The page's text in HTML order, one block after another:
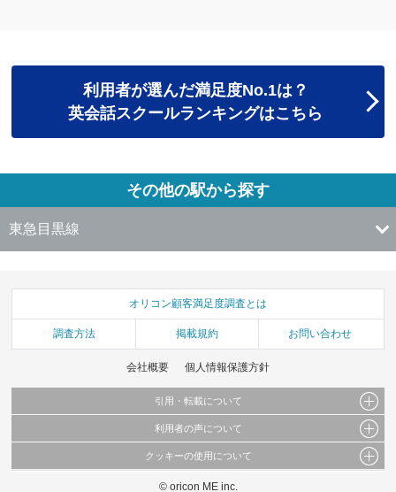
利用者が選んだ満足度No.1は？
英会話スクールランキングはこちら
その他の駅から探す
東急目黒線
オリコン顧客満足度調査とは
調査方法 掲載規約 お問い合わせ
会社概要 個人情報保護方針
引用・転載について
当サイトで公開されている情報（文字、写真、イラスト、画像データ等）及びこれらの配
これらの情報を権利者の許可なく無断転載・複製などの二次利用を行うことは固く禁じて
利用者の声について
当サイトに掲載している内容はすべてサービスの利用者が提出された見解・感想です。
クッキーの使用について
このサイトでは Cookie を使用して、ユーザーに合わせたコンテンツや広告の表示、ソー
© oricon ME inc.